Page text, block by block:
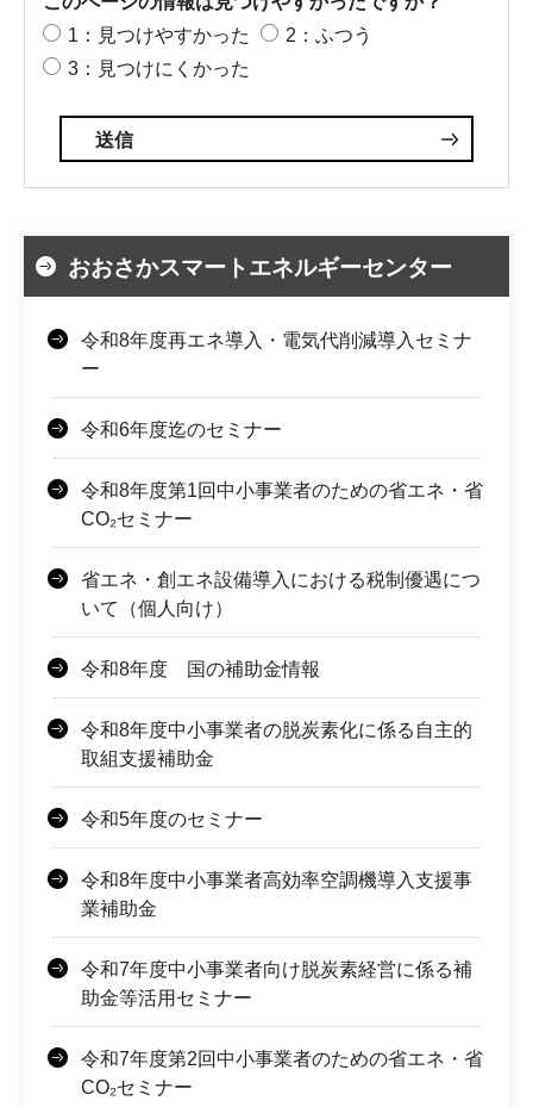
1：見つけやすかった
2：ふつう
3：見つけにくかった
おおさかスマートエネルギーセンター
令和8年度再エネ導入・電気代削減導入セミナ
ー
令和6年度迄のセミナー
令和8年度第1回中小事業者のための省エネ・省
CO₂セミナー
省エネ・創エネ設備導入における税制優遇につ
いて（個人向け）
令和8年度 国の補助金情報
令和8年度中小事業者の脱炭素化に係る自主的
取組支援補助金
令和5年度のセミナー
令和8年度中小事業者高効率空調機導入支援事
業補助金
令和7年度中小事業者向け脱炭素経営に係る補
助金等活用セミナー
令和7年度第2回中小事業者のための省エネ・省
CO₂セミナー